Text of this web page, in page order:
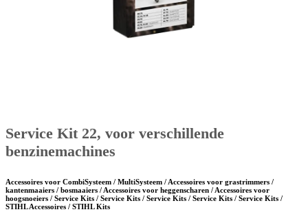
Service Kit 22, voor verschillende
benzinemachines
Accessoires voor CombiSysteem / MultiSysteem / Accessoires voor grastrimmers /
kantenmaaiers / bosmaaiers / Accessoires voor heggenscharen / Accessoires voor
hoogsnoeiers / Service Kits / Service Kits / Service Kits / Service Kits / Service Kits /
STIHL Accessoires / STIHL Kits